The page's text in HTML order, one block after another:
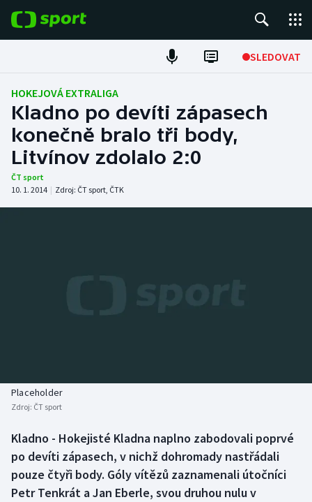
SLEDOVAT
Fotbal
Hokej
Tenis
Atletika
Biatlon
Box
Curling
Aplikace ČT sport
HOKEJOVÁ EXTRALIGA
Kladno po devíti zápasech
konečně bralo tři body,
Litvínov zdolalo 2:0
ČT sport
10. 1. 2014 | Zdroj: ČT sport, ČTK
Placeholder
Zdroj: ČT sport
Kladno - Hokejisté Kladna naplno zabodovali poprvé
po devíti zápasech, v nichž dohromady nastřádali
pouze čtyři body. Góly vítězů zaznamenali útočníci
Petr Tenkrát a Jan Eberle, svou druhou nulu v